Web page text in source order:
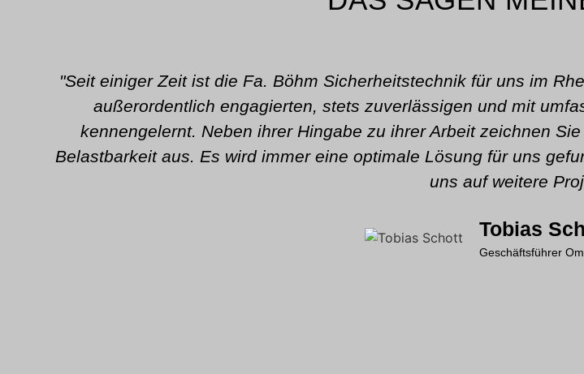
"Seit einiger Zeit ist die Fa. Böhm Sicherheitstechnik für uns im
außerordentlich engagierten, stets zuverlässigen und mit
kennengelernt. Neben ihrer Hingabe zu ihrer Arbeit zeichnen
Belastbarkeit aus. Es wird immer eine optimale Lösung für uns
uns auf weitere
Tobias
Geschäftsführer